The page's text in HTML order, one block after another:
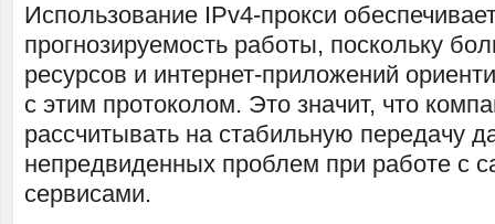
Использование IPv4-прокси
прогнозируемость работы, поскольку
ресурсов и интернет-приложений
с этим протоколом. Это значит, что
рассчитывать на стабильную передачу
непредвиденных проблем при работе с
сервисами.